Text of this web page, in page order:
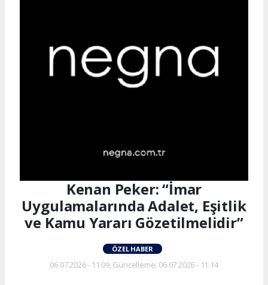
Kenan Peker: “İmar
Uygulamalarında Adalet, Eşitlik
ve Kamu Yararı Gözetilmelidir”
ÖZEL HABER
06.07.2026 - 11:09, Güncelleme: 06.07.2026 - 11:14